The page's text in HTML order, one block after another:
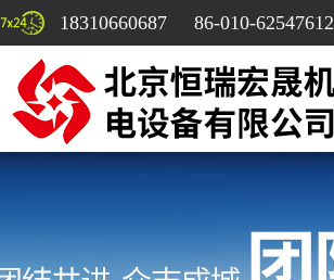
18310660687 86-010-62547612